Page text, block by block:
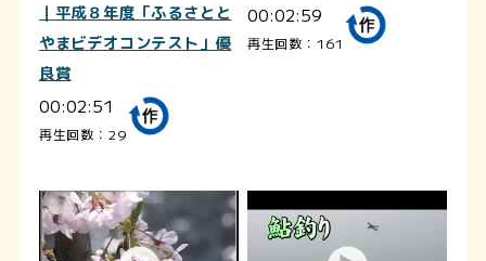
｜平成８年度「ふるさとと
やまビデオコンテスト」優
良賞
00:02:51
再生回数：29
00:02:59
再生回数：161